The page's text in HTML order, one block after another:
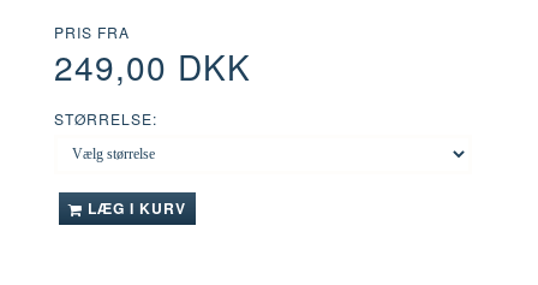
PRIS FRA
249,00 DKK
STØRRELSE:
LÆG I KURV